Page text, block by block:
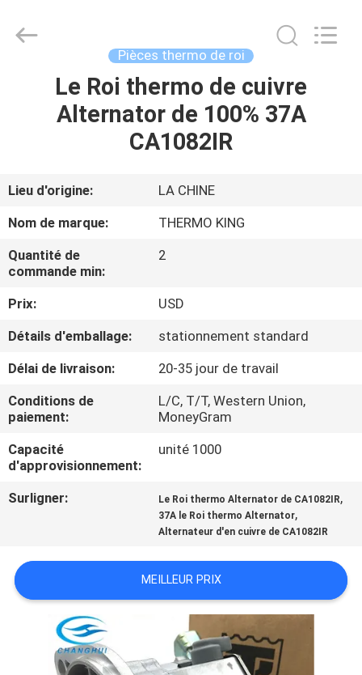
PRODUITS
À
PROPOS
DE
NOUS
VISITE
DE
CONTRÔLE
QUALITÉ
NOUS
CONTACTER
MOTORS
INDUSTRY
Pièces thermo de roi
Le Roi thermo de cuivre
Alternator de 100% 37A
CA1082IR
Lieu d'origine:
LA CHINE
Nom de marque:
THERMO KING
Quantité de
commande min:
2
Prix:
USD
Détails d'emballage:
stationnement standard
Délai de livraison:
20-35 jour de travail
Conditions de
paiement:
L/C, T/T, Western Union,
MoneyGram
Capacité
d'approvisionnement:
unité 1000
Surligner: Le Roi thermo Alternator de CA1082IR,
37A le Roi thermo Alternator,
Alternateur d'en cuivre de CA1082IR
MEILLEUR PRIX